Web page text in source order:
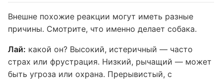
Внешне похожие реакции могут иметь разные
причины. Смотрите, что именно делает собака.
Лай: какой он? Высокий, истеричный — часто
страх или фрустрация. Низкий, рычащий — может
быть угроза или охрана. Прерывистый, с